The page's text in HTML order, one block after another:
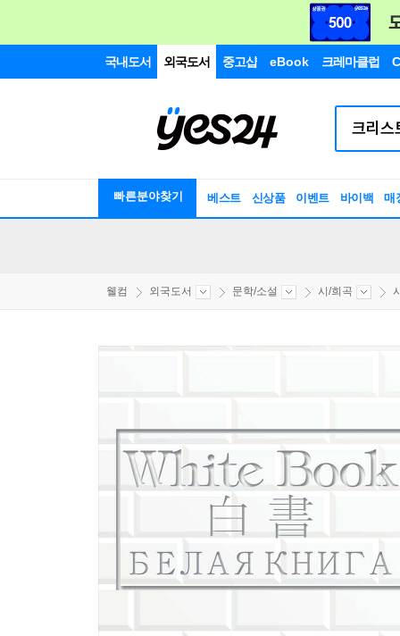
국내도서 외국도서 중고샵 eBook 크레마클럽
빠른분야찾기 베스트 신상품 이벤트 바이백 매
웰컴 외국도서 문학/소설 시/희곡